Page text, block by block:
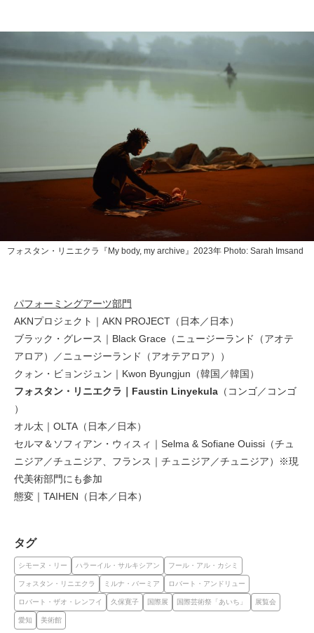
フォスタン・リニエクラ『My body, my archive』2023年 Photo: Sarah Imsand
パフォーミングアーツ部門
AKNプロジェクト｜AKN PROJECT（日本／日本）
ブラック・グレース｜Black Grace（ニュージーランド（アオテ
アロア）／ニュージーランド（アオテアロア））
クォン・ビョンジュン｜Kwon Byungjun（韓国／韓国）
フォスタン・リニエクラ｜Faustin Linyekula （コンゴ／コンゴ
）
オル太｜OLTA（日本／日本）
セルマ＆ソフィアン・ウィスィ｜Selma & Sofiane Ouissi（チュ
ニジア／チュニジア、フランス｜チュニジア／チュニジア）※現
代美術部門にも参加
態変｜TAIHEN（日本／日本）
タグ
シモーヌ・リー ハラーイル・サルキシアン フール・アル・カシミ
フォスタン・リニエクラ ミルナ・バーミア ロバート・アンドリュー
ロバート・ザオ・レンフイ 久保寛子 国際展 国際芸術祭「あいち」 展覧会
愛知 美術館